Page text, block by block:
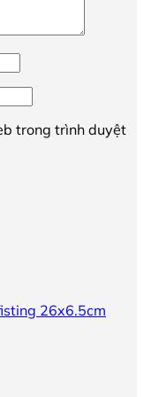
trong trình duyệt